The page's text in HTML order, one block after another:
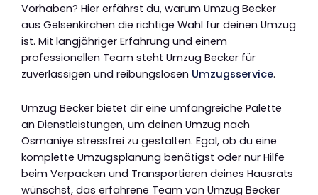
Vorhaben? Hier erfährst du, warum Umzug Becker
aus Gelsenkirchen die richtige Wahl für deinen Umzug
ist. Mit langjähriger Erfahrung und einem
professionellen Team steht Umzug Becker für
zuverlässigen und reibungslosen Umzugsservice.
Umzug Becker bietet dir eine umfangreiche Palette
an Dienstleistungen, um deinen Umzug nach
Osmaniye stressfrei zu gestalten. Egal, ob du eine
komplette Umzugsplanung benötigst oder nur Hilfe
beim Verpacken und Transportieren deines Hausrats
wünschst, das erfahrene Team von Umzug Becker